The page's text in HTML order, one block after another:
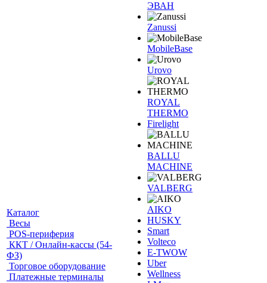
Каталог
Весы
POS-периферия
ККТ / Онлайн-кассы (54-
ФЗ)
Торговое оборудование
Платежные терминалы
ЭВАН
Zanussi
MobileBase
Urovo
ROYAL
THERMO
Firelight
BALLU
MACHINE
VALBERG
AIKO
HUSKY
Smart
Volteco
E-TWOW
Uber
Wellness